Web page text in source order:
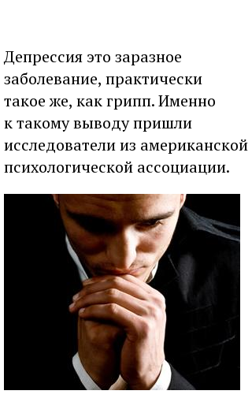
Депрессия это заразное
заболевание, практически
такое же, как грипп. Именно
к такому выводу пришли
исследователи из американской
психологической ассоциации.